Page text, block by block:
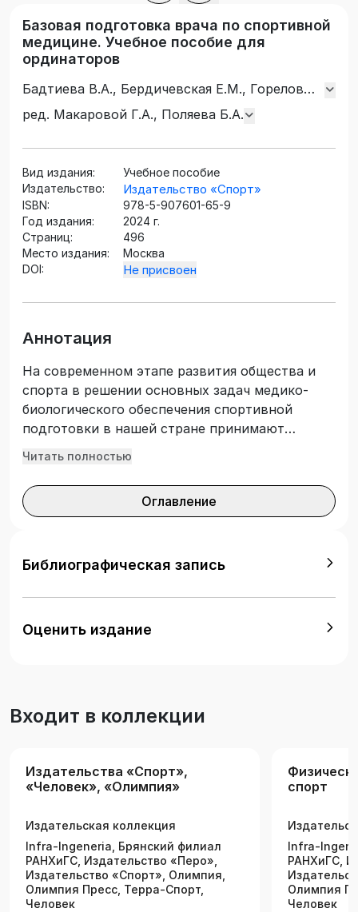
Базовая подготовка врача по спортивной
медицине. Учебное пособие для
ординаторов
Бадтиева В.А., Бердичевская Е.М., Горелов
А.А., Гричанова Т.Г., Гришина Ж.В., Ермоленко
Г.А., Матишев А.А., Наугольная Е.И., Поляев
Б.А., Порубайко Л.Н., Прокопчук Ю.А., Румба
О.Г., Шарыкин А.С., Якимова Л.А.
ред. Макаровой Г.А., Поляева Б.А.
Вид издания:
Учебное пособие
Издательство:
Издательство «Спорт»
ISBN:
978-5-907601-65-9
Год издания:
2024 г.
Страниц:
496
Место издания:
Москва
DOI:
Не присвоен
Аннотация
На современном этапе развития общества и
спорта в решении основных задач медико-
биологического обеспечения спортивной
подготовки в нашей стране принимают
участие большое количество различных
физкультурные диспансеры, специалисты
кабинетов спортивной медицины при центрах
научно-клинический центр спортивной
медико-биологического агентства (плюс его
филиалы), высшие медицинские учебные
заведения и комплексные научные группы.
серьезно изменить содержание их подготовки,
деятельности. Издание данной книги можно
считать одним из первых шагов в этом
Читать полностью
Оглавление
Библиографическая запись
Оценить издание
Входит в коллекции
Издательства «Спорт»,
«Человек», «Олимпия»
Издательская коллекция
Infra-lngeneria, Брянский филиал
РАНХиГС, Издательство «Перо»,
Издательство «Спорт», Олимпия,
Олимпия Пресс, Терра-Спорт,
Человек
спорт
Infra-
РАНХиГС,
Олимпия
Человек